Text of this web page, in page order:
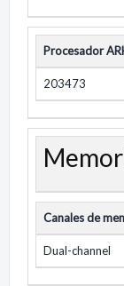
Procesador
203473
Canales de
Dual-channel